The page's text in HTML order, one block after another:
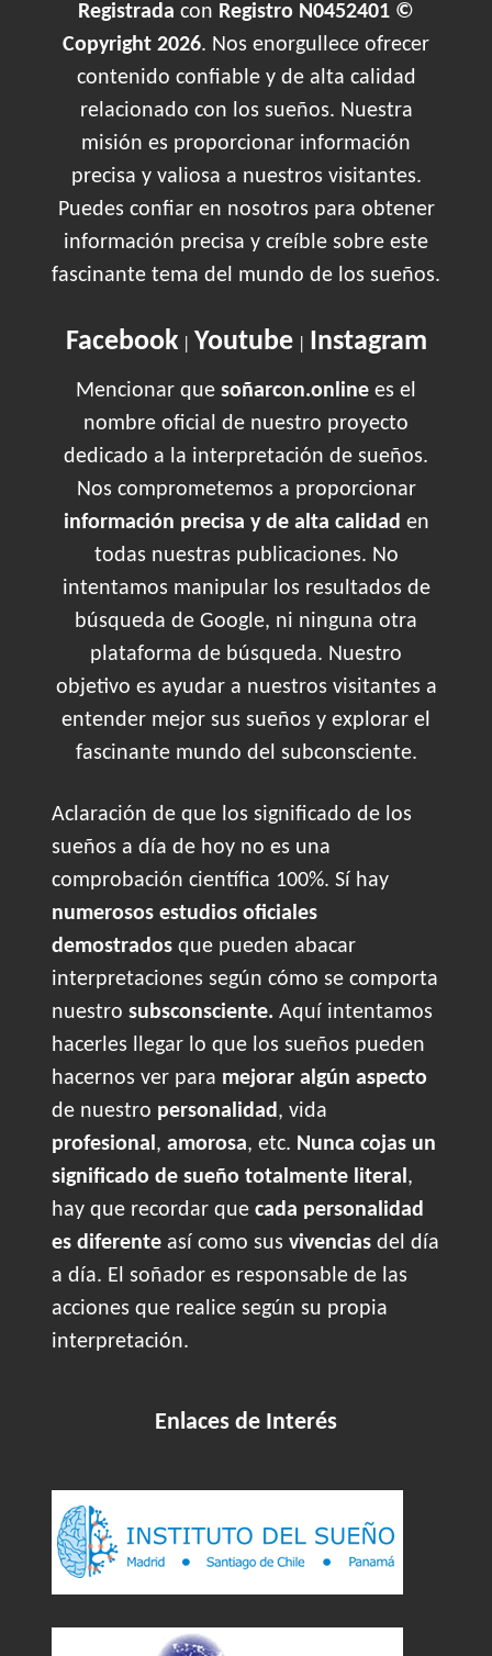
Registrada con Registro N0452401 ©
Copyright 2026. Nos enorgullece ofrecer
contenido confiable y de alta calidad
relacionado con los sueños. Nuestra
misión es proporcionar información
precisa y valiosa a nuestros visitantes.
Puedes confiar en nosotros para obtener
información precisa y creíble sobre este
fascinante tema del mundo de los sueños.
Facebook| Youtube| Instagram
Mencionar que soñarcon.online es el
nombre oficial de nuestro proyecto
dedicado a la interpretación de sueños.
Nos comprometemos a proporcionar
información precisa y de alta calidad en
todas nuestras publicaciones. No
intentamos manipular los resultados de
búsqueda de Google, ni ninguna otra
plataforma de búsqueda. Nuestro
objetivo es ayudar a nuestros visitantes a
entender mejor sus sueños y explorar el
fascinante mundo del subconsciente.
Aclaración de que los significado de los
sueños a día de hoy no es una
comprobación científica 100%. Sí hay
numerosos estudios oficiales
demostrados que pueden abacar
interpretaciones según cómo se comporta
nuestro subsconsciente. Aquí intentamos
hacerles llegar lo que los sueños pueden
hacernos ver para mejorar algún aspecto
de nuestro personalidad, vida
profesional, amorosa, etc. Nunca cojas un
significado de sueño totalmente literal,
hay que recordar que cada personalidad
es diferente así como sus vivencias del día
a día. El soñador es responsable de las
acciones que realice según su propia
interpretación.
Enlaces de Interés